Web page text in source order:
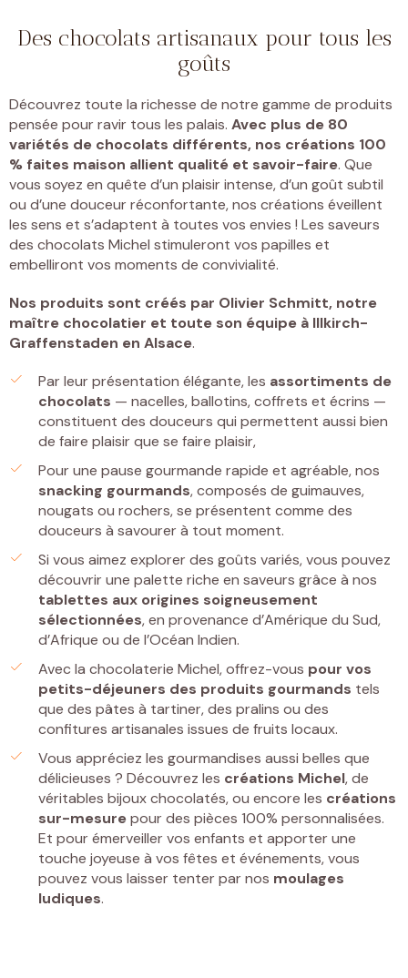
Des chocolats artisanaux pour tous les
goûts
Découvrez toute la richesse de notre gamme de produits
pensée pour ravir tous les palais. Avec plus de 80
variétés de chocolats différents, nos créations 100
% faites maison allient qualité et savoir-faire. Que
vous soyez en quête d’un plaisir intense, d’un goût subtil
ou d’une douceur réconfortante, nos créations éveillent
les sens et s’adaptent à toutes vos envies ! Les saveurs
des chocolats Michel stimuleront vos papilles et
embelliront vos moments de convivialité.
Nos produits sont créés par Olivier Schmitt, notre
maître chocolatier et toute son équipe à Illkirch-
Graffenstaden en Alsace.
Par leur présentation élégante, les assortiments de
chocolats — nacelles, ballotins, coffrets et écrins —
constituent des douceurs qui permettent aussi bien
de faire plaisir que se faire plaisir,
Pour une pause gourmande rapide et agréable, nos
snacking gourmands, composés de guimauves,
nougats ou rochers, se présentent comme des
douceurs à savourer à tout moment.
Si vous aimez explorer des goûts variés, vous pouvez
découvrir une palette riche en saveurs grâce à nos
tablettes aux origines soigneusement
sélectionnées, en provenance d’Amérique du Sud,
d’Afrique ou de l’Océan Indien.
Avec la chocolaterie Michel, offrez-vous pour vos
petits-déjeuners des produits gourmands tels
que des pâtes à tartiner, des pralins ou des
confitures artisanales issues de fruits locaux.
Vous appréciez les gourmandises aussi belles que
délicieuses ? Découvrez les créations Michel, de
véritables bijoux chocolatés, ou encore les créations
sur-mesurepour des pièces 100% personnalisées.
Et pour émerveiller vos enfants et apporter une
touche joyeuse à vos fêtes et événements, vous
pouvez vous laisser tenter par nos moulages
ludiques.